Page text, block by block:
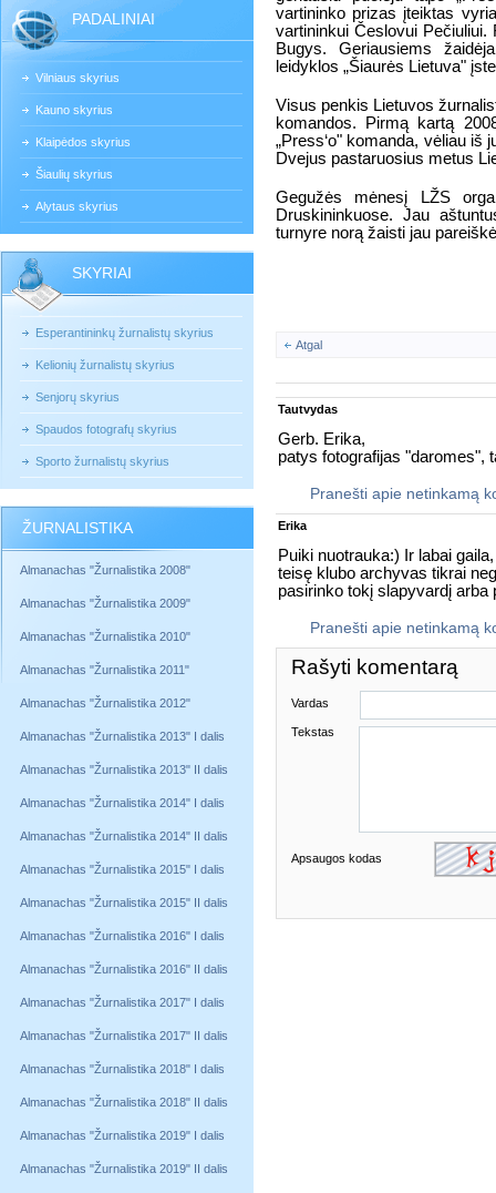
PADALINIAI
Vilniaus skyrius
Kauno skyrius
Klaipėdos skyrius
Šiaulių skyrius
Alytaus skyrius
SKYRIAI
Esperantininkų žurnalistų skyrius
Kelionių žurnalistų skyrius
Senjorų skyrius
Spaudos fotografų skyrius
Sporto žurnalistų skyrius
ŽURNALISTIKA
Almanachas "Žurnalistika 2008"
Almanachas "Žurnalistika 2009"
Almanachas "Žurnalistika 2010"
Almanachas "Žurnalistika 2011"
Almanachas "Žurnalistika 2012"
Almanachas "Žurnalistika 2013" I dalis
Almanachas "Žurnalistika 2013" II dalis
Almanachas "Žurnalistika 2014" I dalis
Almanachas "Žurnalistika 2014" II dalis
Almanachas "Žurnalistika 2015" I dalis
Almanachas "Žurnalistika 2015" II dalis
Almanachas "Žurnalistika 2016" I dalis
Almanachas "Žurnalistika 2016" II dalis
Almanachas "Žurnalistika 2017" I dalis
Almanachas "Žurnalistika 2017" II dalis
Almanachas "Žurnalistika 2018" I dalis
Almanachas "Žurnalistika 2018" II dalis
Almanachas "Žurnalistika 2019" I dalis
Almanachas "Žurnalistika 2019" II dalis
vartininko prizas įteiktas
vartininkui Česlovui
Bugys. Geriausiems
leidyklos „Šiaurės Lietuva"
Visus penkis Lietuvos
komandos. Pirmą kartą
„Press‘o" komanda, vėliau iš
Dvejus pastaruosius metus
Gegužės mėnesį LŽS
Druskininkuose. Jau
turnyre norą žaisti jau
Atgal
Tautvydas
Gerb. Erika,
patys fotografijas "daromes",
Pranešti apie netinkamą
Erika
Puiki nuotrauka:) Ir labai
teisę klubo archyvas tikrai
pasirinko tokį slapyvardį arba
Pranešti apie netinkamą
Rašyti komentarą
Vardas
Tekstas
Apsaugos kodas